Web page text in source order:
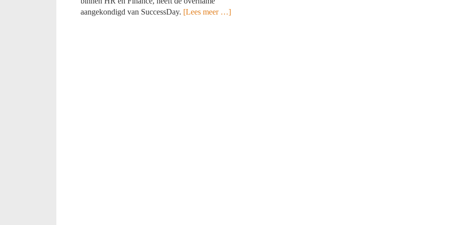
aangekondigd van SuccessDay. [Lees meer …]